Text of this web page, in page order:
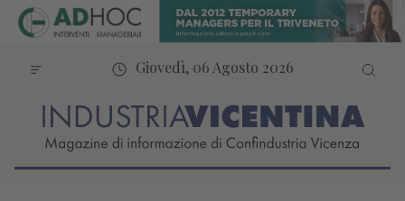
Giovedì, 06 Agosto 2026